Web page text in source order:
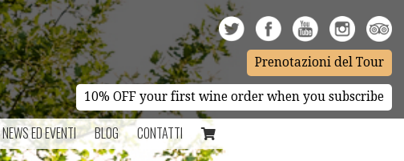
Prenotazioni del Tour
10% OFF your first wine order when you subscribe
NEWS ED EVENTI BLOG CONTATTI